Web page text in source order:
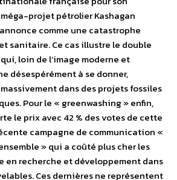
projet pétrolier Kashagan
comme une catastrophe
sanitaire. Ce cas illustre le double
loin de l’image moderne et
désespérément à se donner,
dans des projets fossiles
Pour le « greenwashing » enfin,
le prix avec 42 % des votes de cette
campagne de communication «
» qui a coûté plus cher les
en recherche et développement dans
Ces dernières ne représentent